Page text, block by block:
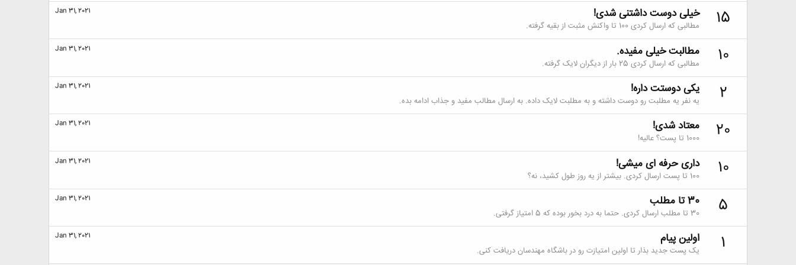
15
Jan 31, 2021 خیلی دوست داشتنی شدی!
مطالبی که ارسال کردی 100 تا واکنش مثبت از بقیه گرفته.
10
Jan 31, 2021 مطالبت خیلی مفیده.
مطالبی که ارسال کردی 25 بار از دیگران لایک گرفته.
2
Jan 31, 2021 یکی دوستت داره!
یه نفر یه مطلبت رو دوست داشته و به مطلبت لایک داده. به ارسال مطالب مفید و جذاب ادامه بده.
20
Jan 31, 2021 معتاد شدی!
1000 تا پست؟ عالیه!
10
Jan 31, 2021 داری حرفه ای میشی!
100 تا پست ارسال کردی. بیشتر از یه روز طول کشید، نه؟
5
Jan 31, 2021 30 تا مطلب
30 تا مطلب ارسال کردی. حتما به درد بخور بوده که 5 امتیاز گرفتی.
1
Jan 31, 2021 اولین پیام
یک پست جدید بذار تا اولین امتیازت رو در باشگاه مهندسان دریافت کنی.